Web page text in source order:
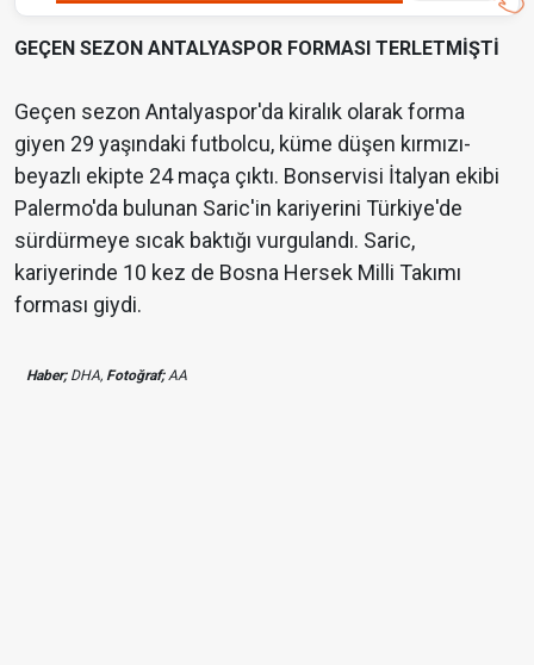
GEÇEN SEZON ANTALYASPOR FORMASI TERLETMİŞTİ
Geçen sezon Antalyaspor'da kiralık olarak forma
giyen 29 yaşındaki futbolcu, küme düşen kırmızı-
beyazlı ekipte 24 maça çıktı. Bonservisi İtalyan ekibi
Palermo'da bulunan Saric'in kariyerini Türkiye'de
sürdürmeye sıcak baktığı vurgulandı. Saric,
kariyerinde 10 kez de Bosna Hersek Milli Takımı
forması giydi.
Haber;DHA, Fotoğraf;AA